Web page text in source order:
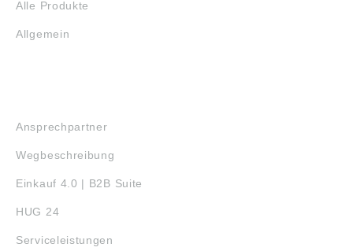
Alle Produkte
Allgemein
Ansprechpartner
Wegbeschreibung
Einkauf 4.0 | B2B Suite
HUG 24
Serviceleistungen